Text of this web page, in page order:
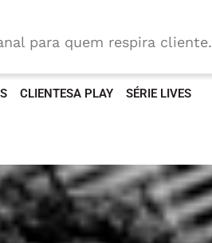
para quem respira cliente.
CLIENTESA PLAY SÉRIE LIVES